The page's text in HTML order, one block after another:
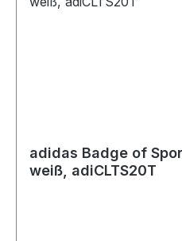
adidas Badge of
weiß, adiCLTS20T